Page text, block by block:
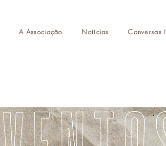
A Associação Notícias Conversas